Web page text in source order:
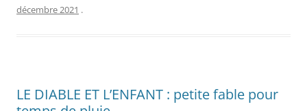
décembre 2021 .
LE DIABLE ET L’ENFANT : petite fable pour